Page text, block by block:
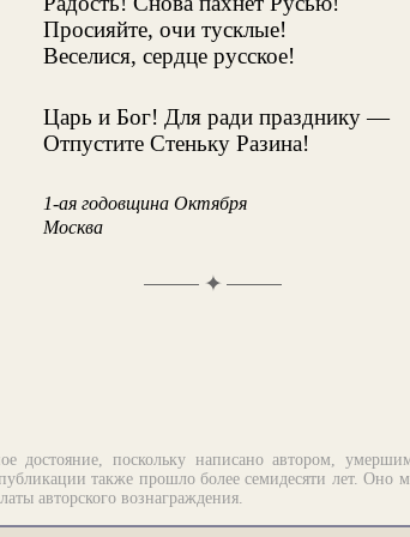
Просияйте, очи тусклые!
Веселися, сердце русское!
Царь и Бог! Для ради празднику —
Отпустите Стеньку Разина!
1-ая годовщина Октября
Москва
✦
достояние, поскольку написано автором,
также прошло более семидесяти лет. Оно
авторского вознаграждения.